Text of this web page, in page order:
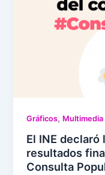
Gráficos, Multimedia
El INE
resultados
Consulta